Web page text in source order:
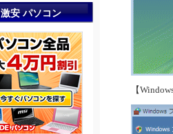
【
激安 パソコン